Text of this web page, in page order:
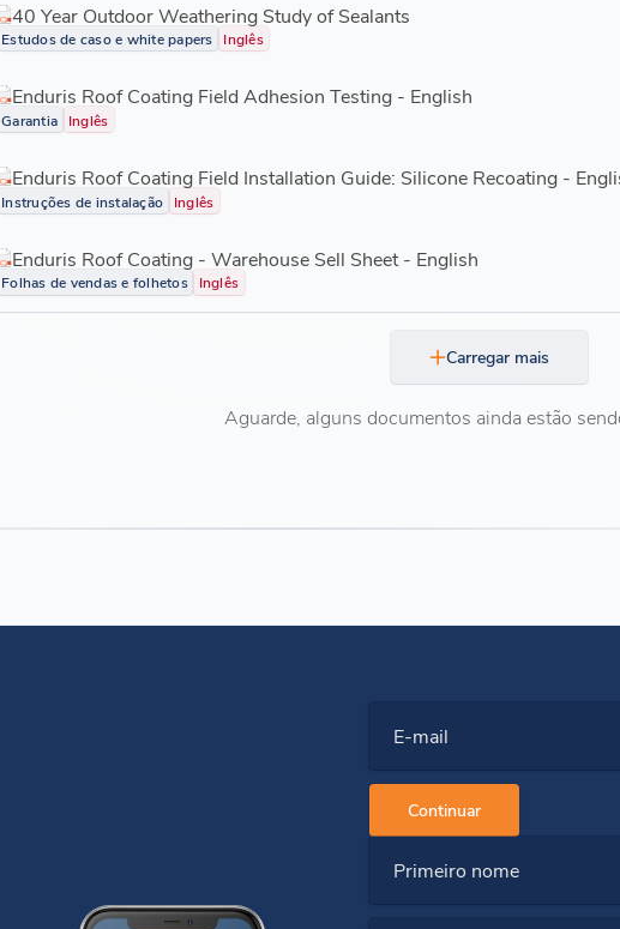
40 Year Outdoor Weathering Study of Sealants
Estudos de caso e white papers Inglês
Enduris Roof Coating Field Adhesion Testing - English
Garantia Inglês
Enduris Roof Coating Field Installation Guide: Silicone Recoating -
Instruções de instalação Inglês
Enduris Roof Coating - Warehouse Sell Sheet - English
Folhas de vendas e folhetos Inglês
Carregar mais
Aguarde, alguns documentos ainda estão
E-mail
Continuar
Primeiro nome